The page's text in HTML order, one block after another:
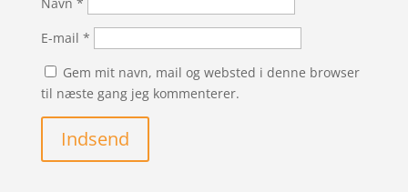
E-mail *
Gem mit navn, mail og websted i denne browser
til næste gang jeg kommenterer.
Indsend